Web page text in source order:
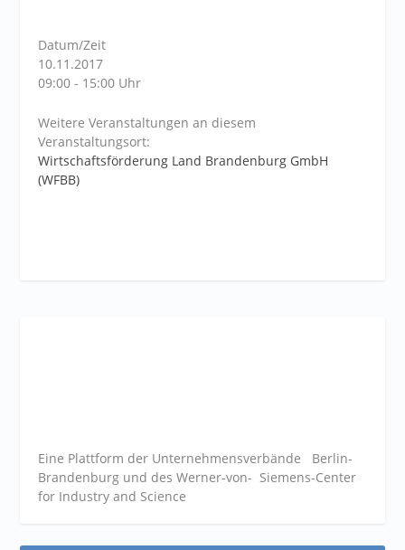
Datum/Zeit
10.11.2017
09:00 - 15:00 Uhr
Weitere Veranstaltungen an diesem
Veranstaltungsort:
Wirtschaftsförderung Land Brandenburg GmbH
(WFBB)
Eine Plattform der Unternehmensverbände Berlin-
Brandenburg und des Werner-von- Siemens-Center
for Industry and Science